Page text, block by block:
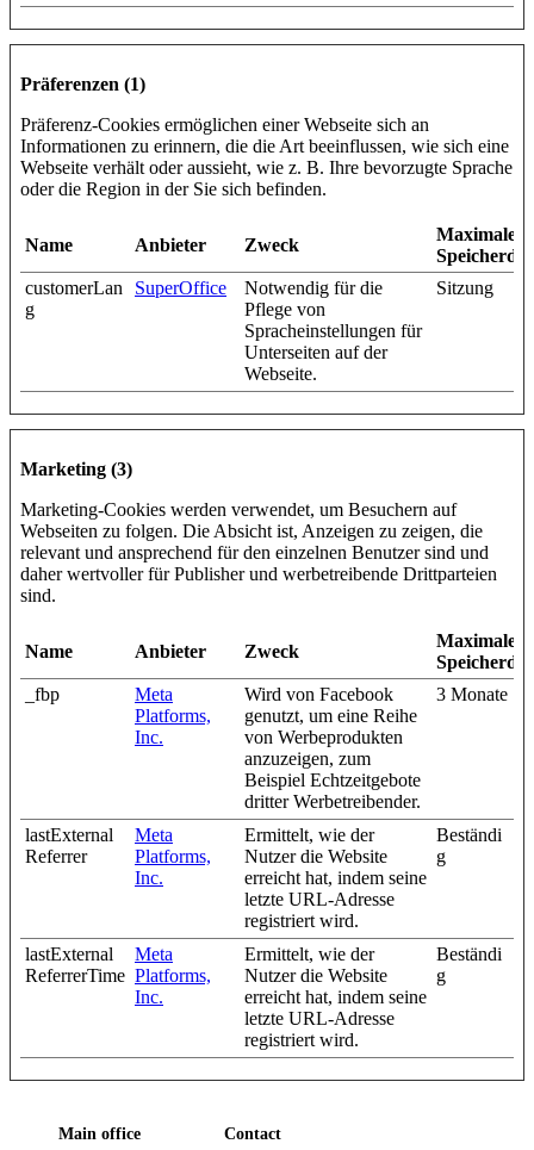
Präferenzen (1)
Präferenz-Cookies ermöglichen einer Webseite sich an
Informationen zu erinnern, die die Art beeinflussen, wie sich eine
Webseite verhält oder aussieht, wie z. B. Ihre bevorzugte Sprache
oder die Region in der Sie sich befinden.
Name Anbieter Zweck
Maximale
customerLan
g
SuperOffice
Notwendig für die
Pflege von
Spracheinstellungen für
Unterseiten auf der
Webseite.
Sitzung
Marketing (3)
Marketing-Cookies werden verwendet, um Besuchern auf
Webseiten zu folgen. Die Absicht ist, Anzeigen zu zeigen, die
relevant und ansprechend für den einzelnen Benutzer sind und
daher wertvoller für Publisher und werbetreibende Drittparteien
sind.
Name Anbieter Zweck
Maximale
_fbp
Meta
Platforms,
Inc.
Wird von Facebook
genutzt, um eine Reihe
von Werbeprodukten
anzuzeigen, zum
Beispiel Echtzeitgebote
dritter Werbetreibender.
3 Monate
lastExternal
Referrer
Meta
Platforms,
Inc.
Ermittelt, wie der
Nutzer die Website
erreicht hat, indem seine
letzte URL-Adresse
registriert wird.
Beständi
g
lastExternal
ReferrerTime
Meta
Platforms,
Inc.
Ermittelt, wie der
Nutzer die Website
erreicht hat, indem seine
letzte URL-Adresse
registriert wird.
Beständi
g
Main office Contact